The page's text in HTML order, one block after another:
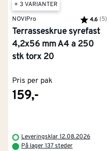
+ 3 VARIANTER
NOVIPro
Karakter:
4.6 (5)
Terrasseskrue syrefast
4,2x56 mm A4 a 250
stk torx 20
Pris per pak
159,-
Leveringsklar 12.08.2026
På lager 137 steder